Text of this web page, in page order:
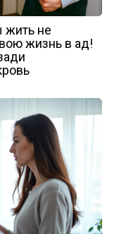
жить не
жизнь в ад!